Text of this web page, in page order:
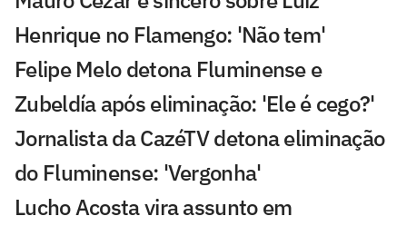
Henrique no Flamengo: 'Não tem'
Felipe Melo detona Fluminense e
Zubeldía após eliminação: 'Ele é cego?'
Jornalista da CazéTV detona eliminação
do Fluminense: 'Vergonha'
Lucho Acosta vira assunto em